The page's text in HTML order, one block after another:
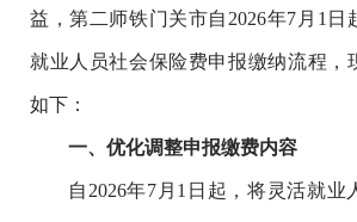
益，第二师铁门关市自2026年7月1
就业人员社会保险费申报缴纳流程，
如下：
一、优化调整申报缴费内容
自2026年7月1日起，将灵活就业